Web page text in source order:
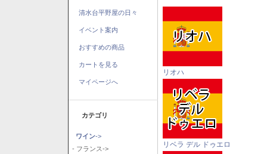
清水台平野屋の日々
イベント案内
おすすめの商品
カートを見る
マイページへ
カテゴリ
ワイン->
- フランス->
リオハ
リベラ デル ドゥエロ